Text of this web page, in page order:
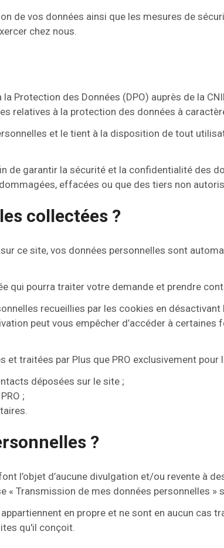
de vos données ainsi que les mesures de
chez nous.
Protection des Données (DPO) auprès de la
relatives à la protection des données à
et le tient à la disposition de tout
de garantir la sécurité et la confidentialité des
effacées ou que des tiers non
collectées ?
ce site, vos données personnelles sont
qui pourra traiter votre demande et prendre
recueillies par les cookies en
peut vous empêcher d’accéder à certaines
traitées par Plus que PRO exclusivement pour
déposées sur le site ;
;
?
l’objet d’aucune divulgation et/ou revente à
Transmission de mes données personnelles
en propre et ne sont en aucun cas
qu'il conçoit.